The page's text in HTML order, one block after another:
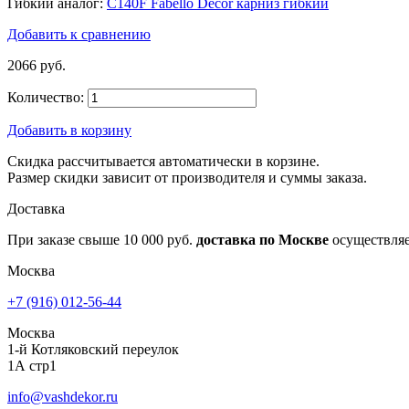
Добавить к сравнению
2066 руб.
Количество:
Добавить в корзину
Скидка рассчитывается автоматически в корзине.
Размер скидки зависит от производителя и суммы заказа.
Доставка
При заказе свыше 10 000 руб. доставка по Москве
Москва
+7 (916) 012-56-44
Москва
1-й Котляковский переулок
1А стр1
info@vashdekor.ru